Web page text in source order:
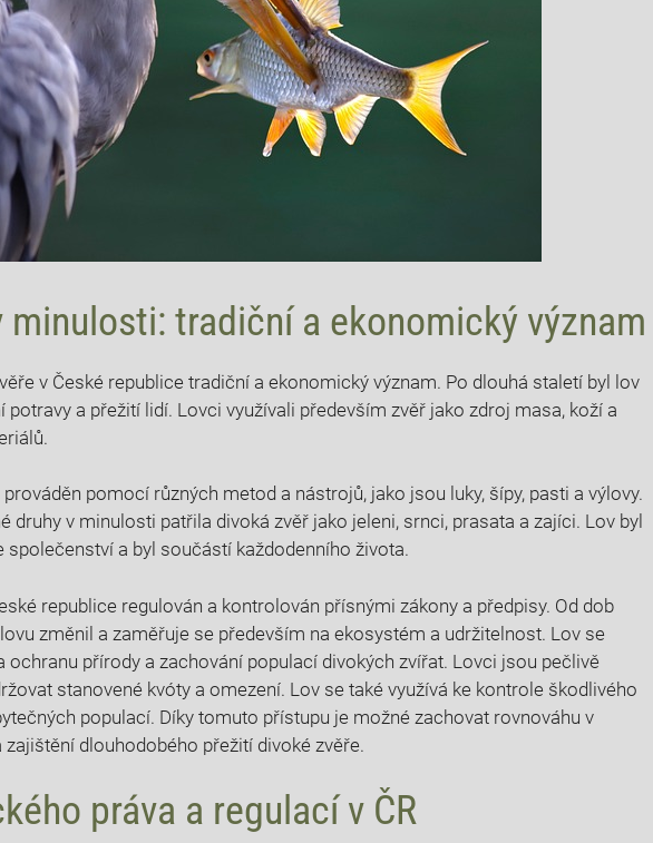
minulosti: tradiční a ekonomický⁣ význam
v⁤ České‍ republice tradiční⁣ a ekonomický význam. Po dlouhá staletí byl ⁢lov
potravy a přežití lidí. Lovci ​využívali​ především zvěř ⁤jako zdroj masa, koží a
pomocí ​různých metod‍ a nástrojů,⁢ jako jsou ‍luky, šípy, pasti a výlovy.
druhy ‌v minulosti⁢ patřila⁣ divoká zvěř jako jeleni, srnci, prasata a zajíci. Lov byl
⁢společenství a byl součástí každodenního života.
republice regulován a⁢ kontrolován přísnými⁣ zákony⁤ a předpisy. Od dob
změnil a zaměřuje se především na ​ekosystém a udržitelnost. Lov se
‌ochranu přírody a zachování populací​ divokých zvířat. Lovci ‌jsou‌ pečlivě
stanovené kvóty a omezení. Lov se ⁢také využívá ke kontrole škodlivého
populací.‍ Díky ​tomuto‌ přístupu ​je možné ​zachovat rovnováhu v
dlouhodobého ‍přežití divoké zvěře.
práva a regulací ⁢v ČR